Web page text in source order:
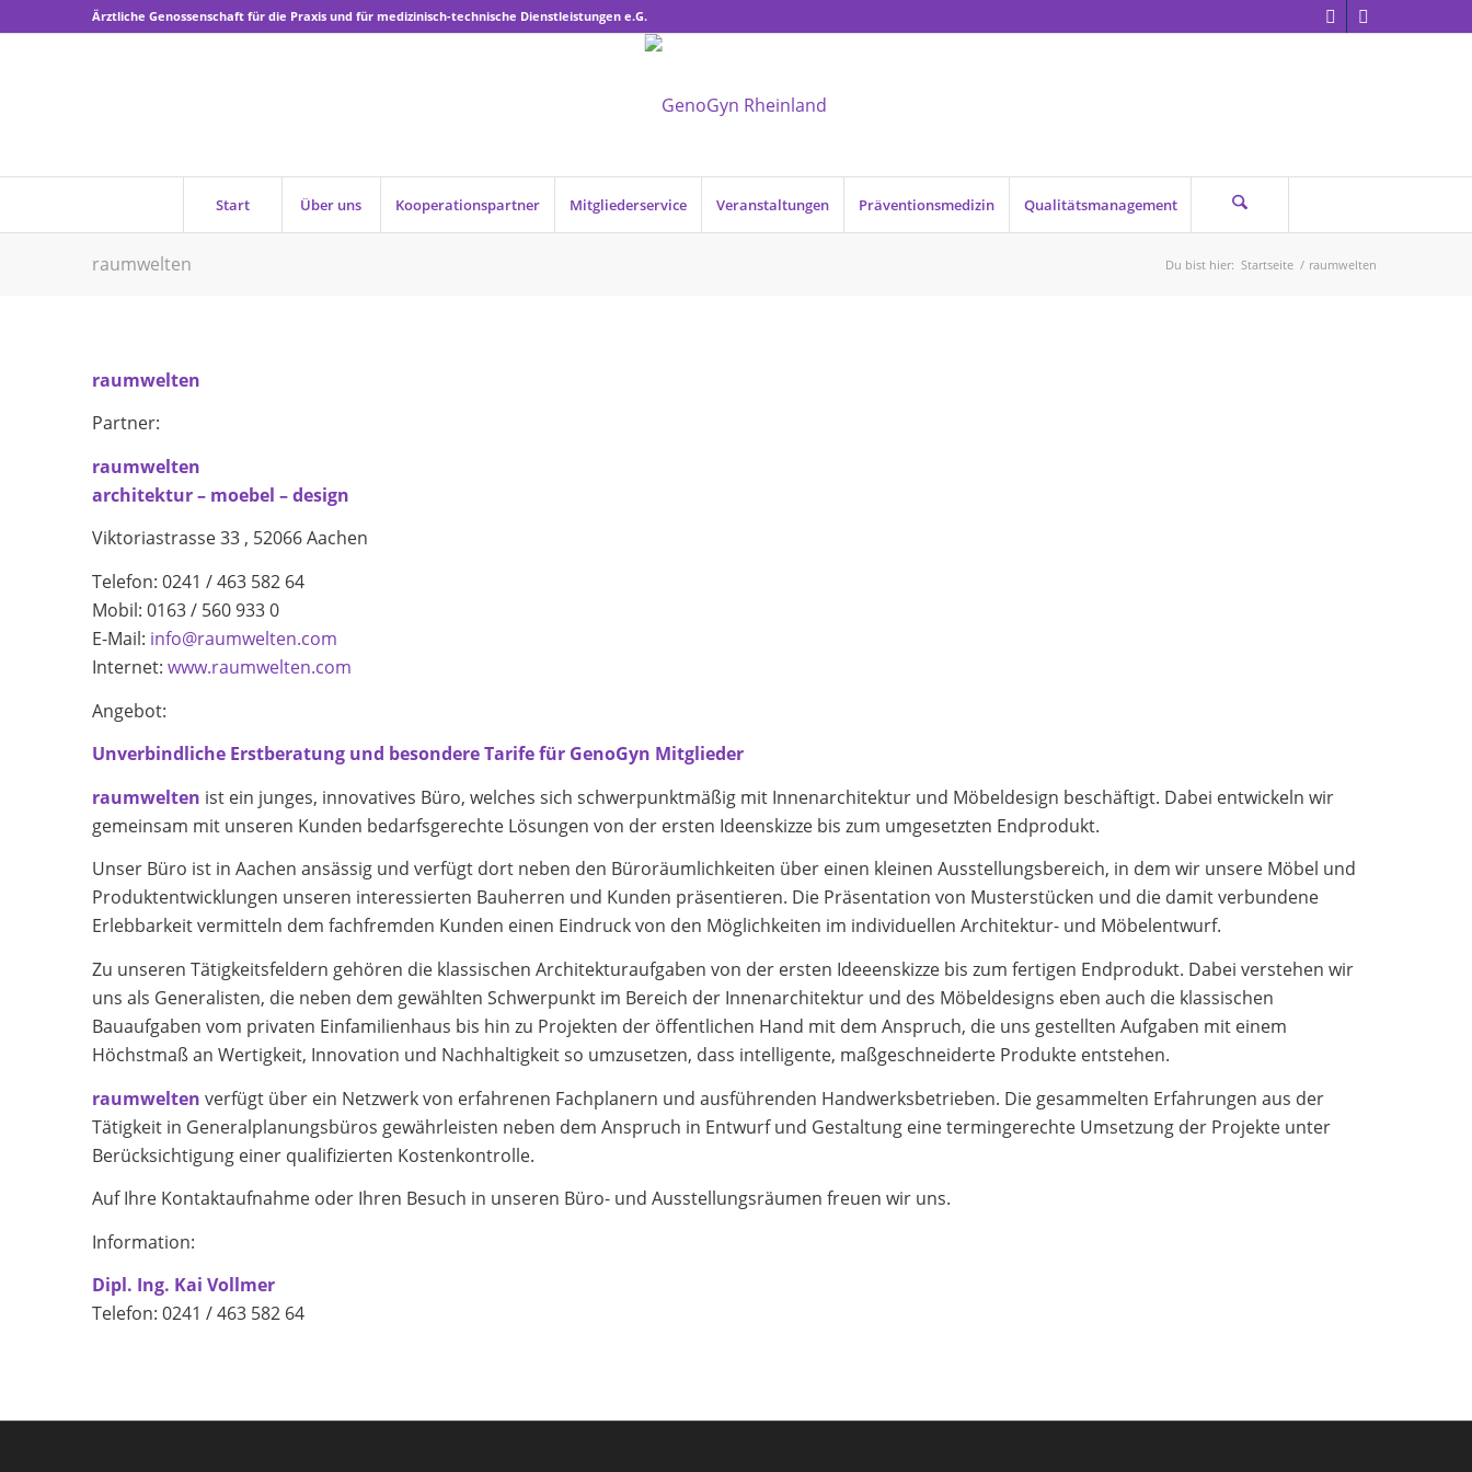
Ärztliche Genossenschaft für die Praxis und für medizinisch-technische Dienstleistungen e.G.
Start Über uns Kooperationspartner Mitgliederservice Veranstaltungen Präventionsmedizin Qualitätsmanagement
raumwelten Du bist hier: Startseite / raumwelten
raumwelten
Partner:
raumwelten
architektur – moebel – design
Viktoriastrasse 33 , 52066 Aachen
Telefon: 0241 / 463 582 64
Mobil: 0163 / 560 933 0
E-Mail: info@raumwelten.com
Internet: www.raumwelten.com
Angebot:
Unverbindliche Erstberatung und besondere Tarife für GenoGyn Mitglieder
raumwelten ist ein junges, innovatives Büro, welches sich schwerpunktmäßig mit Innenarchitektur und Möbeldesign beschäftigt. Dabei entwickeln wir
gemeinsam mit unseren Kunden bedarfsgerechte Lösungen von der ersten Ideenskizze bis zum umgesetzten Endprodukt.
Unser Büro ist in Aachen ansässig und verfügt dort neben den Büroräumlichkeiten über einen kleinen Ausstellungsbereich, in dem wir unsere Möbel und
Produktentwicklungen unseren interessierten Bauherren und Kunden präsentieren. Die Präsentation von Musterstücken und die damit verbundene
Erlebbarkeit vermitteln dem fachfremden Kunden einen Eindruck von den Möglichkeiten im individuellen Architektur- und Möbelentwurf.
Zu unseren Tätigkeitsfeldern gehören die klassischen Architekturaufgaben von der ersten Ideeenskizze bis zum fertigen Endprodukt. Dabei verstehen wir
uns als Generalisten, die neben dem gewählten Schwerpunkt im Bereich der Innenarchitektur und des Möbeldesigns eben auch die klassischen
Bauaufgaben vom privaten Einfamilienhaus bis hin zu Projekten der öffentlichen Hand mit dem Anspruch, die uns gestellten Aufgaben mit einem
Höchstmaß an Wertigkeit, Innovation und Nachhaltigkeit so umzusetzen, dass intelligente, maßgeschneiderte Produkte entstehen.
raumwelten verfügt über ein Netzwerk von erfahrenen Fachplanern und ausführenden Handwerksbetrieben. Die gesammelten Erfahrungen aus der
Tätigkeit in Generalplanungsbüros gewährleisten neben dem Anspruch in Entwurf und Gestaltung eine termingerechte Umsetzung der Projekte unter
Berücksichtigung einer qualifizierten Kostenkontrolle.
Auf Ihre Kontaktaufnahme oder Ihren Besuch in unseren Büro- und Ausstellungsräumen freuen wir uns.
Information:
Dipl. Ing. Kai Vollmer
Telefon: 0241 / 463 582 64